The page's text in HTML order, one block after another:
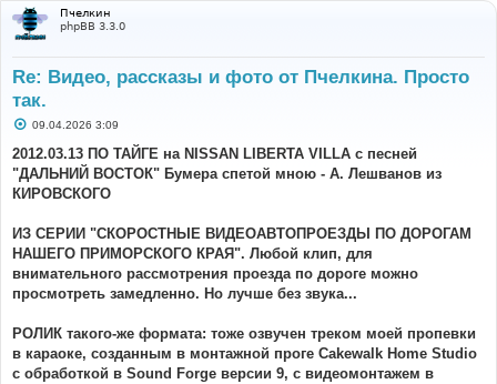
Пчелкин
phpBB 3.3.0
Re: Видео, рассказы и фото от Пчелкина. Просто
так.
С
о
б
щ
е
н
е
09.04.2026 3:09
2012.03.13 ПО ТАЙГЕ на NISSAN LIBERTA VILLA с песней
"ДАЛЬНИЙ ВОСТОК" Бумера спетой мною - А. Лешванов из
КИРОВСКОГО
ИЗ СЕРИИ "СКОРОСТНЫЕ ВИДЕОАВТОПРОЕЗДЫ ПО ДОРОГАМ
НАШЕГО ПРИМОРСКОГО КРАЯ". Любой клип, для
внимательного рассмотрения проезда по дороге можно
просмотреть замедленно. Но лучше без звука...
РОЛИК такого-же формата: тоже озвучен треком моей пропевки
в караоке, созданным в монтажной проге Cakewalk Home Studio
с обработкой в Sound Forge версии 9, с видеомонтажем в